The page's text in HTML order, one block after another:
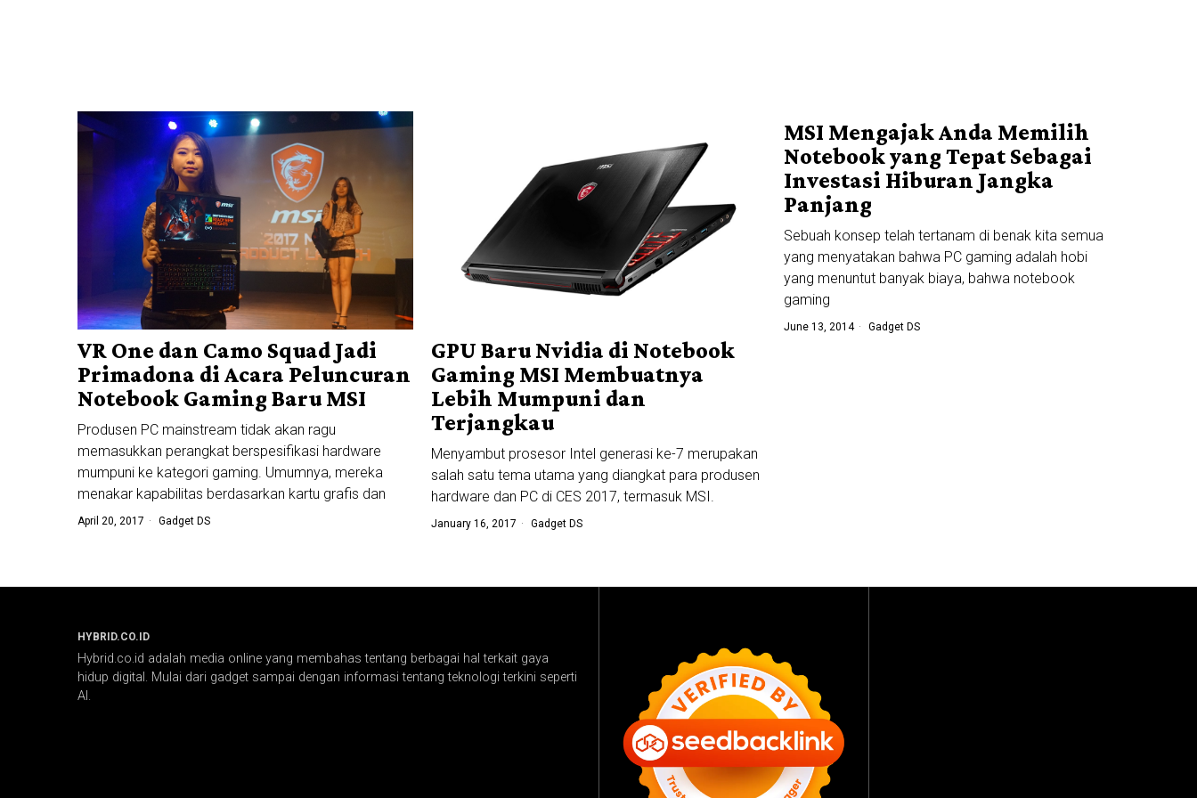
VR One dan Camo Squad Jadi
Primadona di Acara Peluncuran
Notebook Gaming Baru MSI
Produsen PC mainstream tidak akan ragu
memasukkan perangkat berspesifikasi hardware
mumpuni ke kategori gaming. Umumnya, mereka
menakar kapabilitas berdasarkan kartu grafis dan
April 20, 2017 Gadget DS
GPU Baru Nvidia di Notebook
Gaming MSI Membuatnya
Lebih Mumpuni dan
Terjangkau
Menyambut prosesor Intel generasi ke-7 merupakan
salah satu tema utama yang diangkat para produsen
hardware dan PC di CES 2017, termasuk MSI.
January 16, 2017 Gadget DS
MSI Mengajak Anda Memilih
Notebook yang Tepat Sebagai
Investasi Hiburan Jangka
Panjang
Sebuah konsep telah tertanam di benak kita semua
yang menyatakan bahwa PC gaming adalah hobi
yang menuntut banyak biaya, bahwa notebook
gaming
June 13, 2014 Gadget DS
HYBRID.CO.ID
Hybrid.co.id adalah media online yang membahas tentang berbagai hal terkait gaya
hidup digital. Mulai dari gadget sampai dengan informasi tentang teknologi terkini seperti
AI.